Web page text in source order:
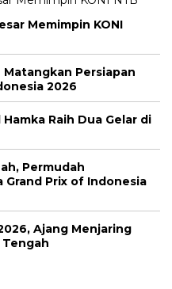
Memimpin KONI
Matangkan Persiapan
2026
Raih Dua Gelar di
Permudah
Prix of Indonesia
Ajang Menjaring